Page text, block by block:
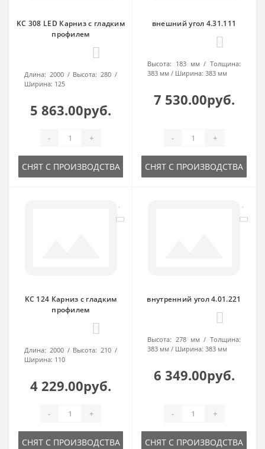
KC 308 LED Карниз с гладким
профилем
Длина: 2000 Высота: 280
Ширина: 125
5 863.00руб.
- +
СНЯТ С ПРОИЗВОДСТВА
внешний угол 4.31.111
Высота: 183 мм
Толщина:
383 мм
Ширина: 383 мм
7 530.00руб.
- +
СНЯТ С ПРОИЗВОДСТВА
KC 124 Карниз с гладким
профилем
Длина: 2000 Высота: 210
Ширина: 110
4 229.00руб.
- +
СНЯТ С ПРОИЗВОДСТВА
внутренний угол 4.01.221
Высота: 278 мм
Толщина:
383 мм
Ширина: 383 мм
6 349.00руб.
- +
СНЯТ С ПРОИЗВОДСТВА